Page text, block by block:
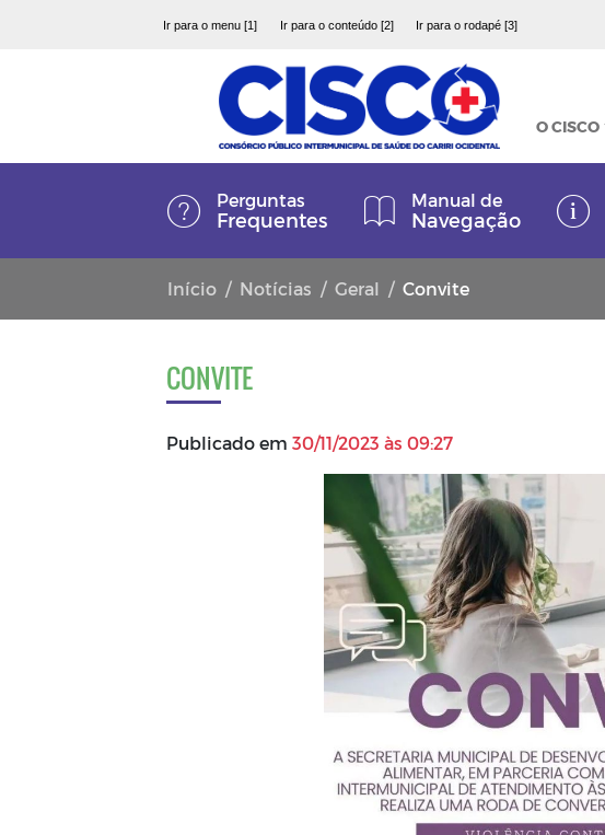
Ir para o menu [1] Ir para o conteúdo [2] Ir para o rodapé [3]
O CISCO
Perguntas
Frequentes
Manual de
Navegação
Início Notícias Geral Convite
CONVITE
Publicado em 30/11/2023 às 09:27